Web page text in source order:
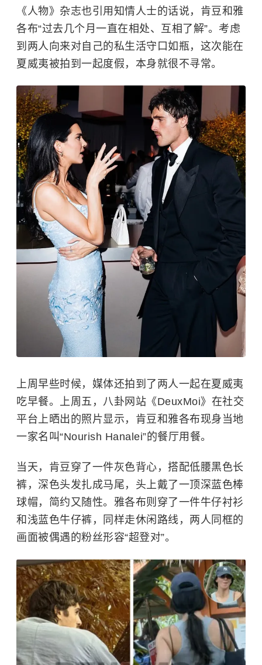
《人物》杂志也引用知情人士的话说，肯豆和雅
各布“过去几个月一直在相处、互相了解”。考虑
到两人向来对自己的私生活守口如瓶，这次能在
夏威夷被拍到一起度假，本身就很不寻常。
上周早些时候，媒体还拍到了两人一起在夏威夷
吃早餐。上周五，八卦网站《DeuxMoi》在社交
平台上晒出的照片显示，肯豆和雅各布现身当地
一家名叫“Nourish Hanalei”的餐厅用餐。
当天，肯豆穿了一件灰色背心，搭配低腰黑色长
裤，深色头发扎成马尾，头上戴了一顶深蓝色棒
球帽，简约又随性。雅各布则穿了一件牛仔衬衫
和浅蓝色牛仔裤，同样走休闲路线，两人同框的
画面被偶遇的粉丝形容“超登对”。